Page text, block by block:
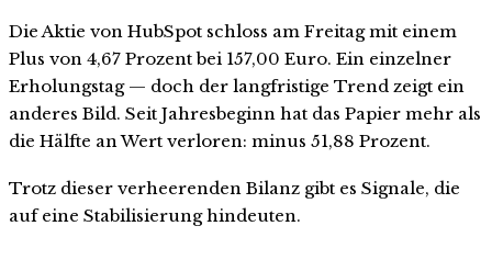
Die Aktie von HubSpot schloss am Freitag mit einem
Plus von 4,67 Prozent bei 157,00 Euro. Ein einzelner
Erholungstag — doch der langfristige Trend zeigt ein
anderes Bild. Seit Jahresbeginn hat das Papier mehr als
die Hälfte an Wert verloren: minus 51,88 Prozent.
Trotz dieser verheerenden Bilanz gibt es Signale, die
auf eine Stabilisierung hindeuten.